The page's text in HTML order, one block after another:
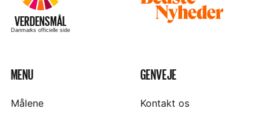
VERDENSMÅL
–
Danmarks officielle side
Besøg
hjemmesiden
MENU
Målene
GENVEJE
Kontakt os